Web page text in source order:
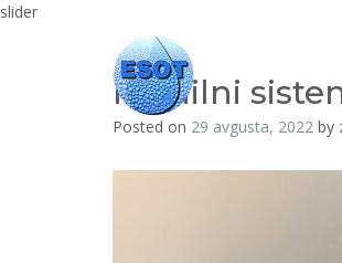
slider
Hladilni
Posted on 29 avgusta, 2022 by